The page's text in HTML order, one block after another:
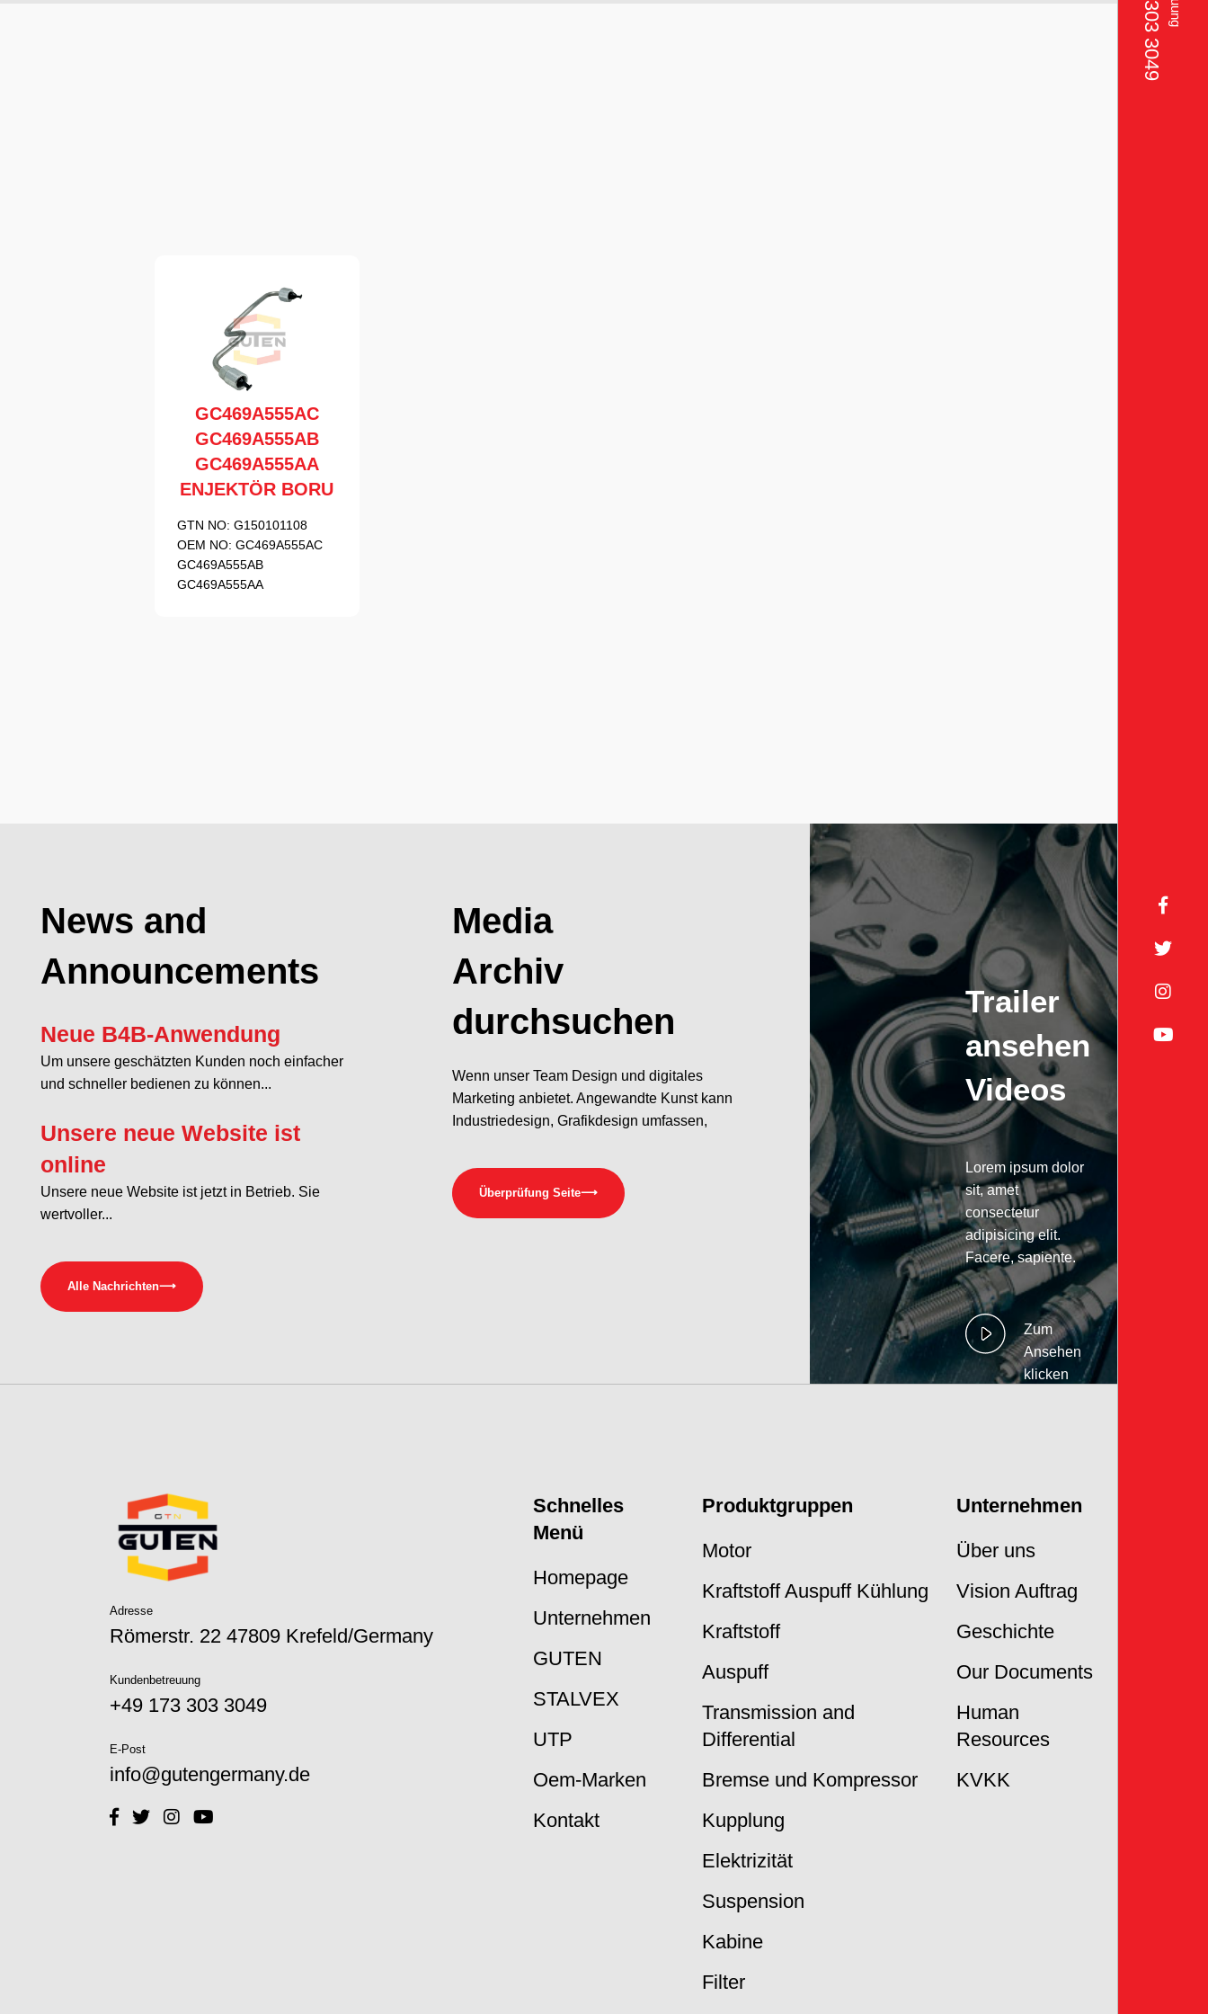
GC469A555AC
GC469A555AB
GC469A555AA
ENJEKTÖR BORU
GTN NO: G150101108
OEM NO: GC469A555AC
GC469A555AB
GC469A555AA
News and
Announcements
Neue B4B-Anwendung
Um unsere geschätzten Kunden noch einfacher
und schneller bedienen zu können...
Unsere neue Website ist
online
Unsere neue Website ist jetzt in Betrieb. Sie
wertvoller...
Alle Nachrichten⟶
Media
Archiv
durchsuchen
Wenn unser Team Design und digitales
Marketing anbietet. Angewandte Kunst kann
Industriedesign, Grafikdesign umfassen,
Überprüfung Seite⟶
Trailer
ansehen
Videos
Lorem ipsum dolor
sit, amet
consectetur
adipisicing elit.
Facere, sapiente.
Zum
Ansehen
klicken
Adresse
Römerstr. 22 47809 Krefeld/Germany
Kundenbetreuung
+49 173 303 3049‬
E-Post
info@gutengermany.de
Schnelles
Menü
Homepage
Unternehmen
GUTEN
STALVEX
UTP
Oem-Marken
Kontakt
Produktgruppen
Motor
Kraftstoff Auspuff Kühlung
Kraftstoff
Auspuff
Transmission and
Differential
Bremse und Kompressor
Kupplung
Elektrizität
Suspension
Kabine
Filter
Unternehmen
Über uns
Vision Auftrag
Geschichte
Our Documents
Human
Resources
KVKK